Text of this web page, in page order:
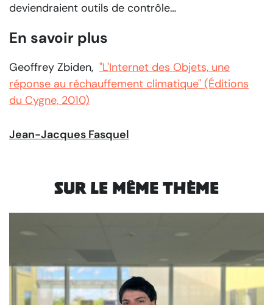
deviendraient outils de contrôle…
En savoir plus
Geoffrey Zbiden, "L'Internet des Objets, une
réponse au réchauffement climatique" (Éditions
du Cygne, 2010)
Jean-Jacques Fasquel
Sur le même thème